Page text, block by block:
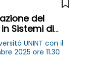
del
Sistemi di
del Made
- I
UNINT con il
2025 ore 11.30